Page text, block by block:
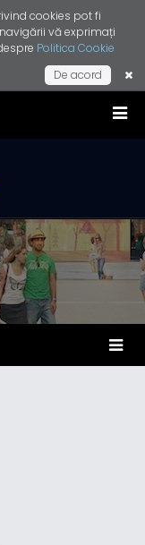
cookies pot fi
vă exprimați
Politica Cookie
De acord